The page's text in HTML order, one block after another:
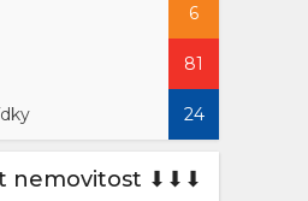
6
81
24
nemovitost ⬇︎⬇︎⬇︎